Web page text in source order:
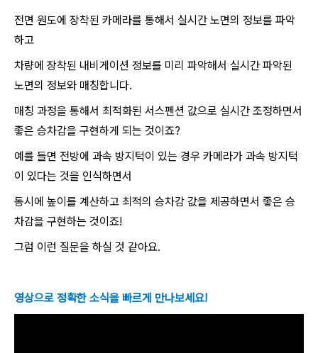
전면 원도에 장착된 카메라를 통해서 실시간 노면의 정보를 파악
하고
​차량에 장착된 내비게이션 정보를 미리 파악해서 실시간 파악된
노면의 정보와 매칭합니다.
매칭 과정을 통해서 최적화된 서스펜션 값으로 실시간 조정하면서
좋은 승차감을 구현하게 되는 것이죠?
​예를 들면 전방에 과속 방지턱이 있는 경우 카메라가 과속 방지턱
이 있다는 것을 인식하면서
동시에 높이를 계산하고 최적의 승차감 값을 제공하면서 좋은 승
차감을 구현하는 것이죠!
그럼 이런 질문을 하실 것 같아요.
영상으로 정확한 소식을 빠르게 만나보세요!